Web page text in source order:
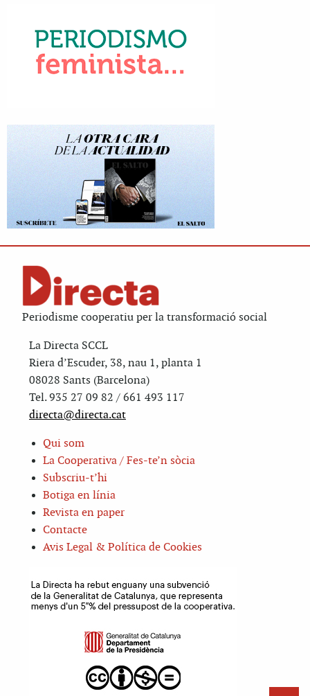
Periodisme cooperatiu per la transformació social
La Directa SCCL
Riera d’Escuder, 38, nau 1, planta 1
08028 Sants (Barcelona)
Tel. 935 27 09 82 / 661 493 117
directa@directa.cat
Qui som
La Cooperativa / Fes-te’n sòcia
Subscriu-t’hi
Botiga en línia
Revista en paper
Contacte
Avis Legal & Política de Cookies